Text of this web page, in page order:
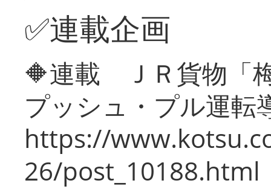
✅連載企画
🔶連載 ＪＲ貨物「
プッシュ・プル運転
https://
26/post_10188.html